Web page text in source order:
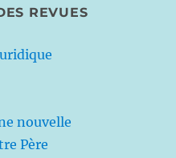
REVUES
nouvelle
Père